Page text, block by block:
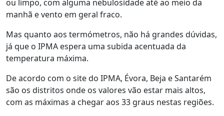
ou limpo, com alguma nebulosidade até ao meio da
manhã e vento em geral fraco.
Mas quanto aos termómetros, não há grandes dúvidas,
já que o IPMA espera uma subida acentuada da
temperatura máxima.
De acordo com o site do IPMA, Évora, Beja e Santarém
são os distritos onde os valores vão estar mais altos,
com as máximas a chegar aos 33 graus nestas regiões.